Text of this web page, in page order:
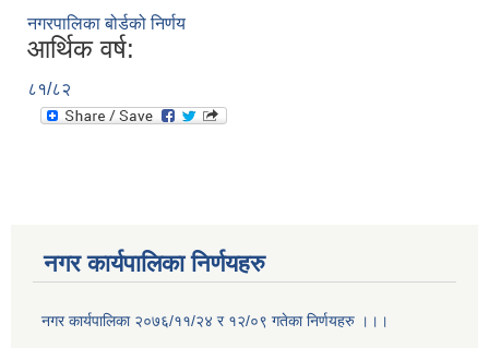
नगरपालिका बोर्डको निर्णय
आर्थिक वर्ष:
८१/८२
नगर कार्यपालिका निर्णयहरु
नगर कार्यपालिका २०७६/११/२४ र १२/०९ गतेका निर्णयहरु ।।।